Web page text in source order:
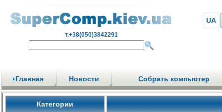
т.+38(050)3842291
UA
Главная Новости Собрать компьютер
Категории